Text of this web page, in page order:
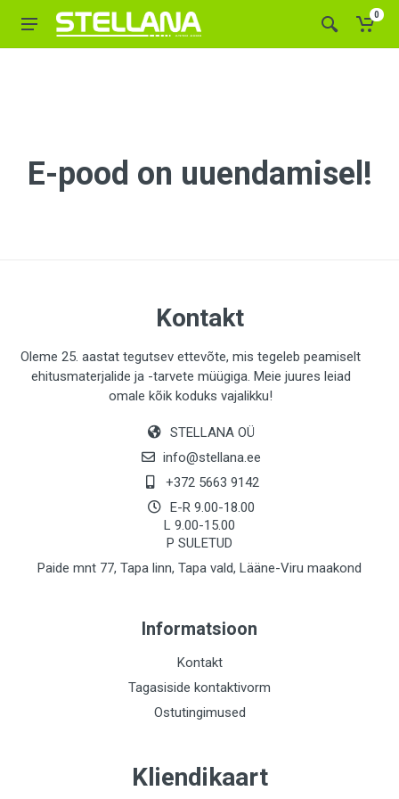
0
E-pood on uuendamisel!
Kontakt
Oleme 25. aastat tegutsev ettevõte, mis tegeleb peamiselt
ehitusmaterjalide ja -tarvete müügiga. Meie juures leiad
omale kõik koduks vajalikku!
STELLANA OÜ
info@stellana.ee
+372 5663 9142
E-R 9.00-18.00
L 9.00-15.00
P SULETUD
Paide mnt 77, Tapa linn, Tapa vald, Lääne-Viru maakond
Informatsioon
Kontakt
Tagasiside kontaktivorm
Ostutingimused
Kliendikaart